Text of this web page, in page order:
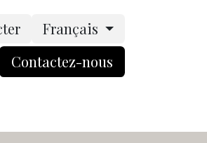
Français
Contactez-nou​​​​s​​